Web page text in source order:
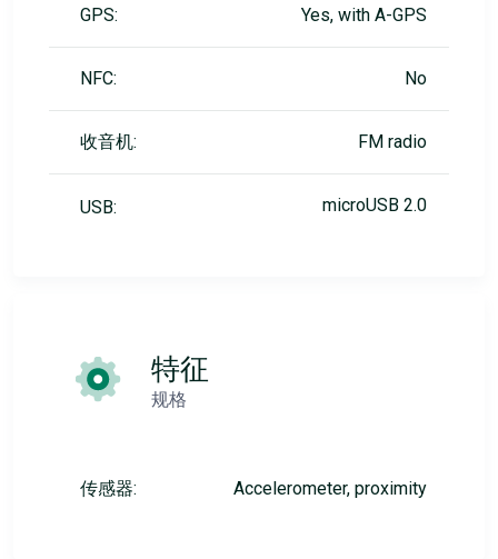
GPS: Yes, with A-GPS
NFC: No
收音机: FM radio
USB: microUSB 2.0
特征
规格
传感器: Accelerometer, proximity